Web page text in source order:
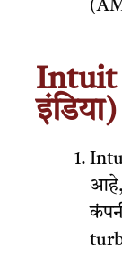
Intuit
इंडिया)
आहे,